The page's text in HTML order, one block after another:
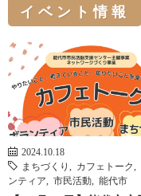
イベント情報
2024.10.18
まちづくり
カフェトーク
ンティア
市民活動 能代市